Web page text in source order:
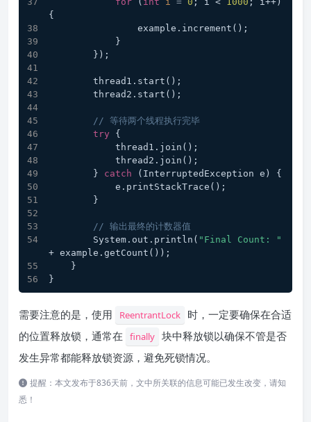
{
                example.increment();
            }
        });
        thread1.start();
        thread2.start();
// 等待两个线程执行完毕
try {
            thread1.join();
            thread2.join();
        }
catch (InterruptedException e) {
            e.printStackTrace();
        }
// 输出最终的计数器值
        System.out.println(
"Final Count: "
+ example.getCount());
    }
}
需要注意的是，使用 ReentrantLock
时，一定要确保在合适
的位置释放锁，通常在
finally 块中释放锁以确保不管是否
发生异常都能释放锁资源，避免死锁情况。
提醒：本文发布于836天前，文中所关联的信息可能已发生改变，请知
悉！